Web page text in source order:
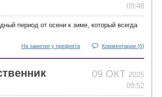
09:48
период от осени к зиме, который всегда
На заметке у префекта Комментарии (0)
09 ОКТ 2025
09:52